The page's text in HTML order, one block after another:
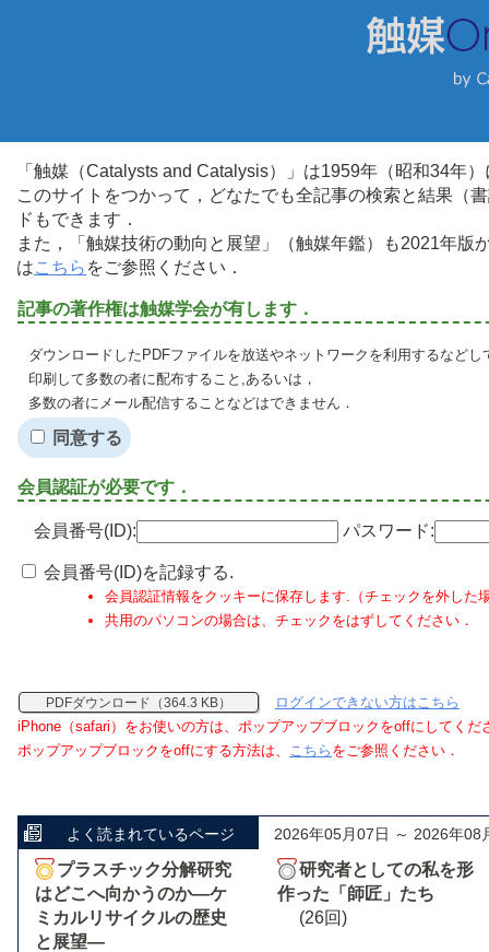
「触媒（Catalysts and Catalysis）」は1959年（昭和34年
このサイトをつかって，どなたでも全記事の検索と結果（
ドもできます．
また，「触媒技術の動向と展望」（触媒年鑑）も2021年
はこちら をご参照ください．
記事の著作権は触媒学会が有します．
ダウンロードしたPDFファイルを放送やネットワークを利用するなど
印刷して多数の者に配布すること,あるいは，
多数の者にメール配信することなどはできません．
同意する
会員認証が必要です．
会員番号(ID): パスワード:
会員番号(ID)を記録する.
会員認証情報をクッキーに保存します.（チェックを外した
共用のパソコンの場合は、チェックをはずしてください．
PDFダウンロード（364.3 KB）
ログインできない方はこちら
iPhone（safari）をお使いの方は、ポップアップブロックをoffにしてくだ
ポップアップブロックをoffにする方法は、 こちら をご参照ください．
よく読まれているページ 2026年05月07日 ～ 2026年08
プラスチック分解研究
はどこへ向かうのか―ケ
ミカルリサイクルの歴史
と展望―
研究者としての私を形
作った「師匠」たち
(26回)